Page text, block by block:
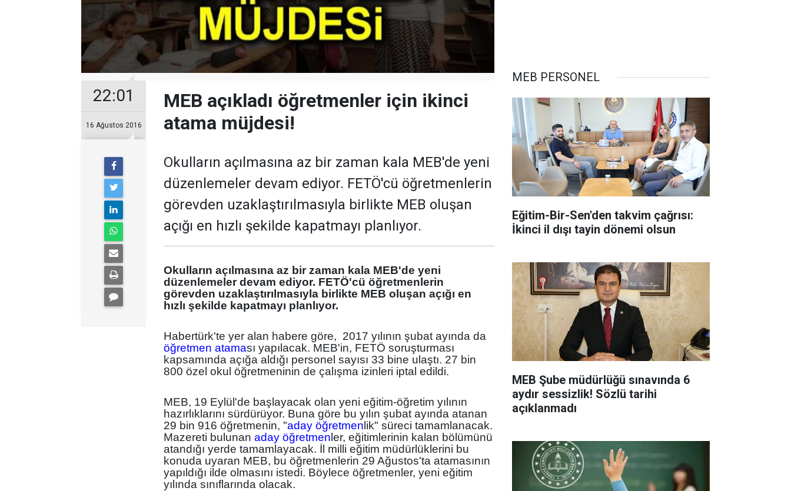
22:01
16 Ağustos 2016
MEB açıkladı öğretmenler için ikinci
atama müjdesi!
Okulların açılmasına az bir zaman kala MEB'de yeni
düzenlemeler devam ediyor. FETÖ'cü öğretmenlerin
görevden uzaklaştırılmasıyla birlikte MEB oluşan
açığı en hızlı şekilde kapatmayı planlıyor.
Okulların açılmasına az bir zaman kala MEB'de yeni
düzenlemeler devam ediyor. FETÖ'cü öğretmenlerin
görevden uzaklaştırılmasıyla birlikte MEB oluşan açığı en
hızlı şekilde kapatmayı planlıyor.
Habertürk'te yer alan habere göre, 2017 yılının şubat ayında da
öğretmen ataması yapılacak. MEB'in, FETÖ soruşturması
kapsamında açığa aldığı personel sayısı 33 bine ulaştı. 27 bin
800 özel okul öğretmeninin de çalışma izinleri iptal edildi.
MEB, 19 Eylül'de başlayacak olan yeni eğitim-öğretim yılının
hazırlıklarını sürdürüyor. Buna göre bu yılın şubat ayında atanan
29 bin 916 öğretmenin, "aday öğretmen lik" süreci tamamlanacak.
Mazereti bulunan aday öğretmen ler, eğitimlerinin kalan bölümünü
atandığı yerde tamamlayacak. İl milli eğitim müdürlüklerini bu
konuda uyaran MEB, bu öğretmenlerin 29 Ağustos'ta atamasının
yapıldığı ilde olmasını istedi. Böylece öğretmenler, yeni eğitim
yılında sınıflarında olacak.
MEB PERSONEL
Eğitim-Bir-Sen'den takvim çağrısı:
İkinci il dışı tayin dönemi olsun
MEB Şube müdürlüğü sınavında 6
aydır sessizlik! Sözlü tarihi
açıklanmadı